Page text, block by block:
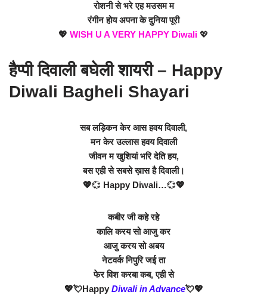
रोशनी से भरे एह मउसम म
रंगीन होय अपना के दुनिया पूरी
💖 WISH U A VERY HAPPY Diwali 💖
हैप्पी दिवाली बघेली शायरी – Happy
Diwali Bagheli Shayari
सब लड़िकन केर आस हवय दिवाली,
मन केर उल्लास हवयदिवाली
जीवन म खुशियां भरि देति हय,
बस एही से सबसे ख़ास है दिवाली।
💖💞 Happy Diwali…💞💖
कबीर जी कहे रहे
कालि करय सो आजु कर
आजु करय सो अबय
नेटवर्क निपुरि जई ता
फेर विश करबा कब, एही से
💖💘Happy Diwali in Advance💘💖